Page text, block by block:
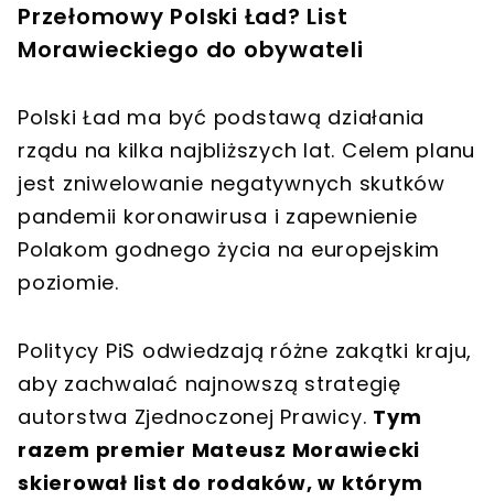
Przełomowy Polski Ład? List
Morawieckiego do obywateli
Polski Ład ma być podstawą działania
rządu na kilka najbliższych lat. Celem planu
jest zniwelowanie negatywnych skutków
pandemii koronawirusa i zapewnienie
Polakom godnego życia na europejskim
poziomie.
Politycy PiS odwiedzają różne zakątki kraju,
aby zachwalać najnowszą strategię
autorstwa Zjednoczonej Prawicy. Tym
razem premier Mateusz Morawiecki
skierował list do rodaków, w którym